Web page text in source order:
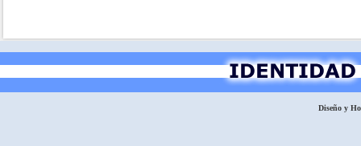
Diseño y